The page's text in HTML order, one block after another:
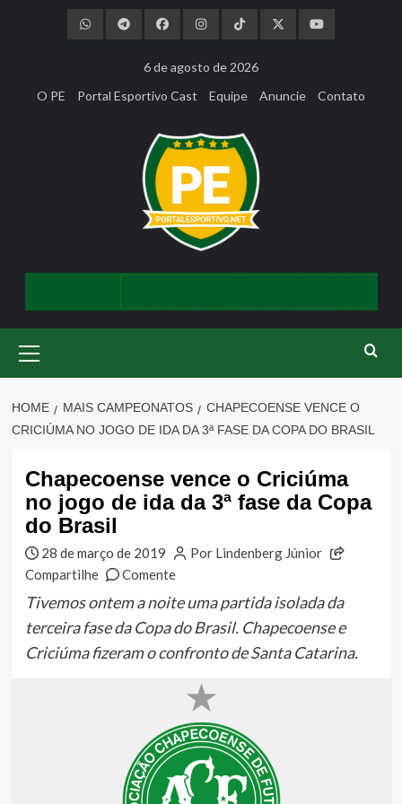
6 de agosto de 2026
O PE
Portal Esportivo Cast Equipe Anuncie Contato
Menu
HOME MAIS CAMPEONATOS
CHAPECOENSE VENCE O
CRICIÚMA NO JOGO DE IDA DA 3ª FASE DA COPA DO BRASIL
Chapecoense vence o Criciúma
no jogo de ida da 3ª fase da Copa
do Brasil
28 de março de 2019
Por Lindenberg Júnior
Compartilhe
Comente
Tivemos ontem a noite uma partida isolada da
terceira fase da Copa do Brasil. Chapecoense e
Criciúma fizeram o confronto de Santa Catarina.